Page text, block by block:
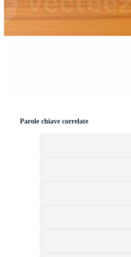
Parole chiave correlate